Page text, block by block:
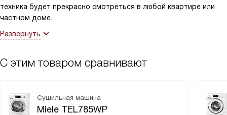
техника будет прекрасно смотреться в любой квартире или
частном доме.
Развернуть
С этим товаром сравнивают
Сушильная машина
Miele TEL785WP